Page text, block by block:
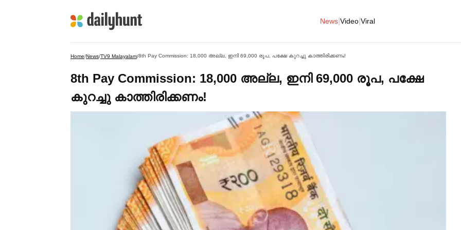
News Video Viral
Home/News/TV9 Malayalam/8th Pay Commission: 18,000 അല്ല, ഇനി 69,000 രൂപ, പക്ഷേ കുറച്ചു കാത്തിരിക്കണം!
8th Pay Commission: 18,000 അല്ല, ഇനി 69,000 രൂപ, പക്ഷേ
കുറച്ചു കാത്തിരിക്കണം!